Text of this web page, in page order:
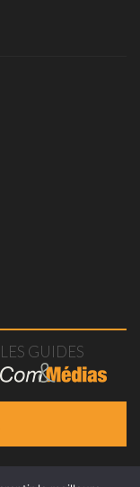
LES GUIDES